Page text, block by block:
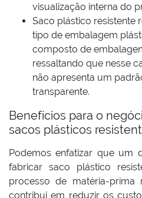
visualização interna do
Saco plástico resistente
tipo de embalagem
composto de
ressaltando que nesse
não apresenta um
transparente.
Benefícios para o
sacos plásticos
Podemos enfatizar que um
fabricar saco plástico
processo de matéria-prima
contribui em reduzir os